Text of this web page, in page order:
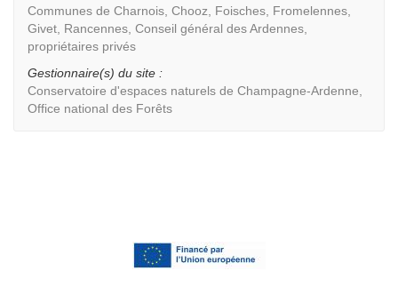
Communes de Charnois, Chooz, Foisches, Fromelennes,
Givet, Rancennes, Conseil général des Ardennes,
propriétaires privés
Gestionnaire(s) du site :
Conservatoire d'espaces naturels de Champagne-Ardenne,
Office national des Forêts